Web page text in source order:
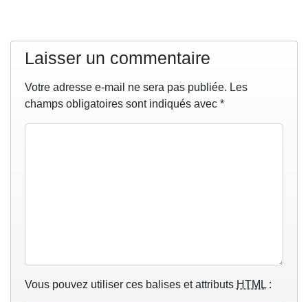
Laisser un commentaire
Votre adresse e-mail ne sera pas publiée. Les
champs obligatoires sont indiqués avec *
Vous pouvez utiliser ces balises et attributs HTML :